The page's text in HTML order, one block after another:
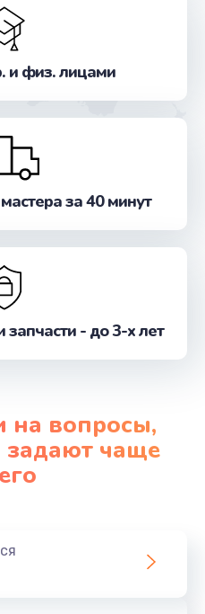
и физ. лицами
за 40 минут
запчасти - до 3-х лет
на вопросы,
задают чаще